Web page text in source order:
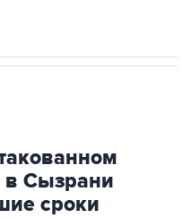
Сызрани
сроки